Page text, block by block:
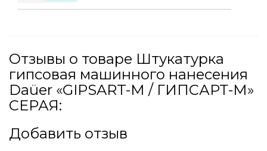
Отзывы о товаре Штукатурка
гипсовая машинного нанесения
Daüer «GIPSART-М / ГИПСАРТ-М»
СЕРАЯ:
Добавить отзыв